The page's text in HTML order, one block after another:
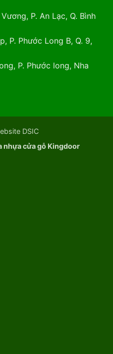
P. An Lạc, Q. Bình
P. Phước Long B, Q. 9,
P. Phước long, Nha
DSIC
nhựa cửa gỗ Kingdoor